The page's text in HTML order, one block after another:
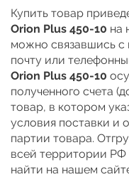
Купить товар
Orion Plus 450-10 на
можно связавшись с
почту или
Orion Plus 450-10
полученного счета
товар, в котором
условия поставки и
партии товара.
всей территории
найти на нашем